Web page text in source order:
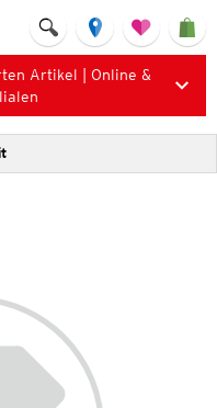
Artikel | Online &